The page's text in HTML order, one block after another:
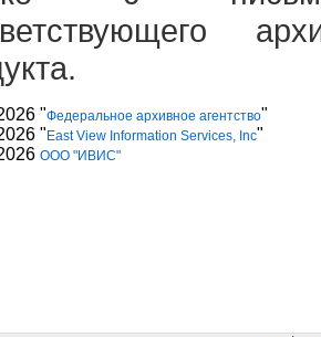
"Федеральное архивное агентство"
" East View Information Services, Inc"
ООО "ИВИС"